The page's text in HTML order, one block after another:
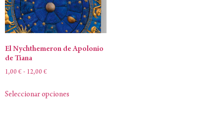
El Nychthemeron de Apolonio
de Tiana
1,00 € - 12,00 €
Seleccionar opciones